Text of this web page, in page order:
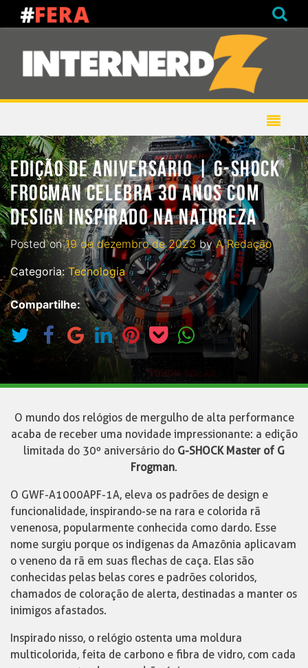
EDIÇÃO DE ANIVERSÁRIO | G-SHOCK
FROGMAN CELEBRA 30 ANOS COM
DESIGN INSPIRADO NA NATUREZA
Posted on19 de dezembro de 2023 byA Redação
Categoria:Tecnologia
Compartilhe:
O mundo dos relógios de mergulho de alta performance
acaba de receber uma novidade impressionante: a edição
limitada do 30º aniversário do G-SHOCK Master of G
Frogman.
O GWF-A1000APF-1A, eleva os padrões de design e
funcionalidade, inspirando-se na rara e colorida rã
venenosa, popularmente conhecida como dardo. Esse
nome surgiu porque os indígenas da Amazônia aplicavam
o veneno da rã em suas flechas de caça. Elas são
conhecidas pelas belas cores e padrões coloridos,
chamados de coloração de alerta, destinadas a manter os
inimigos afastados.
Inspirado nisso, o relógio ostenta uma moldura
multicolorida, feita de carbono e fibra de vidro, com cada